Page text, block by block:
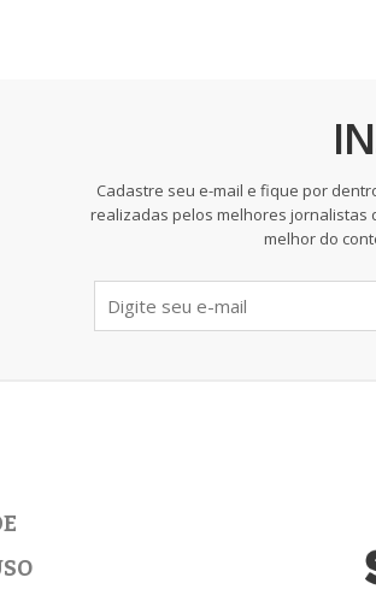
Cadastre seu e-mail e fique por
realizadas pelos melhores jornalistas
melhor do